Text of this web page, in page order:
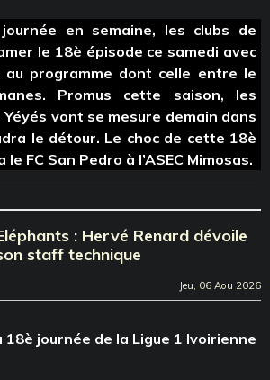
en semaine, les clubs de
le 18è épisode ce samedi avec
programme dont celle entre le
Promus cette saison, les
vont se mesure demain dans
le détour. Le choc de cette 18è
FC San Pedro à l’ASEC Mimosas.
: Hervé Renard dévoile
staff technique
Jeu, 06 Aou 2026
18è journée de la Ligue 1 Ivoirienne